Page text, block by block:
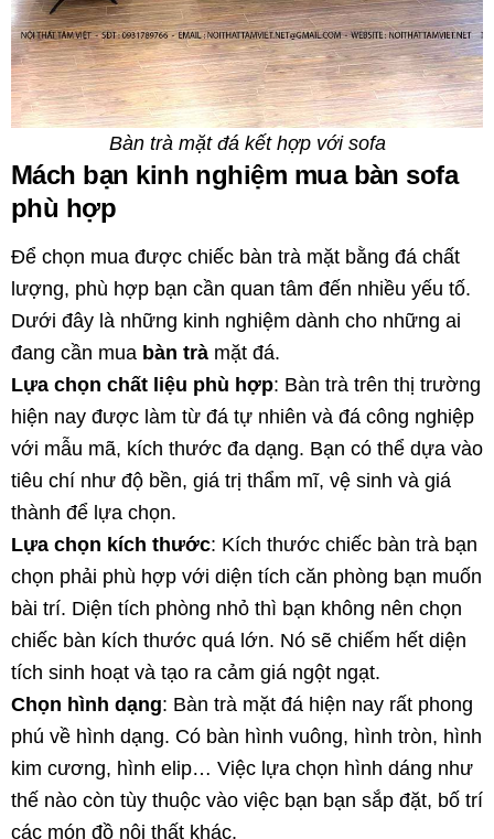
Bàn trà mặt đá kết hợp với sofa
Mách bạn kinh nghiệm mua bàn sofa
phù hợp
Để chọn mua được chiếc bàn trà mặt bằng đá chất
lượng, phù hợp bạn cần quan tâm đến nhiều yếu tố.
Dưới đây là những kinh nghiệm dành cho những ai
đang cần mua bàn trà mặt đá.
Lựa chọn chất liệu phù hợp: Bàn trà trên thị trường
hiện nay được làm từ đá tự nhiên và đá công nghiệp
với mẫu mã, kích thước đa dạng. Bạn có thể dựa vào
tiêu chí như độ bền, giá trị thẩm mĩ, vệ sinh và giá
thành để lựa chọn.
Lựa chọn kích thước: Kích thước chiếc bàn trà bạn
chọn phải phù hợp với diện tích căn phòng bạn muốn
bài trí. Diện tích phòng nhỏ thì bạn không nên chọn
chiếc bàn kích thước quá lớn. Nó sẽ chiếm hết diện
tích sinh hoạt và tạo ra cảm giá ngột ngạt.
Chọn hình dạng: Bàn trà mặt đá hiện nay rất phong
phú về hình dạng. Có bàn hình vuông, hình tròn, hình
kim cương, hình elip… Việc lựa chọn hình dáng như
thế nào còn tùy thuộc vào việc bạn bạn sắp đặt, bố trí
các món đồ nội thất khác.